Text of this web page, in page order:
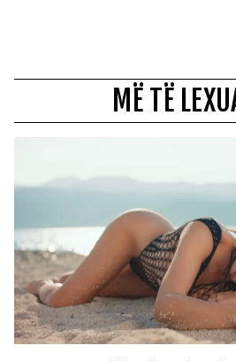
MË TË